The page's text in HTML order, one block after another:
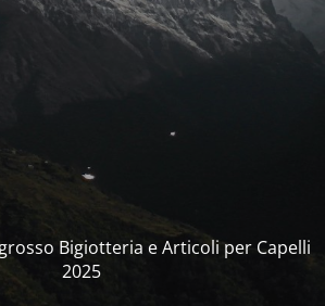
Bigiotteria e Articoli per Capelli
2025